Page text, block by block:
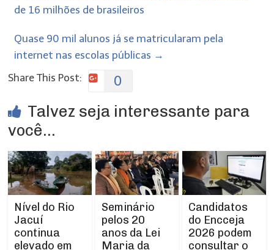
de 16 milhões de brasileiros
Quase 90 mil alunos já se matricularam pela
internet nas escolas públicas →
Share This Post:
0
Talvez seja interessante para
você...
Nível do Rio
Jacuí
continua
elevado em
Seminário
pelos 20
anos da Lei
Maria da
Candidatos
do Encceja
2026 podem
consultar o